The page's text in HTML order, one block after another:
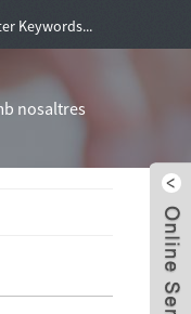
nosaltres